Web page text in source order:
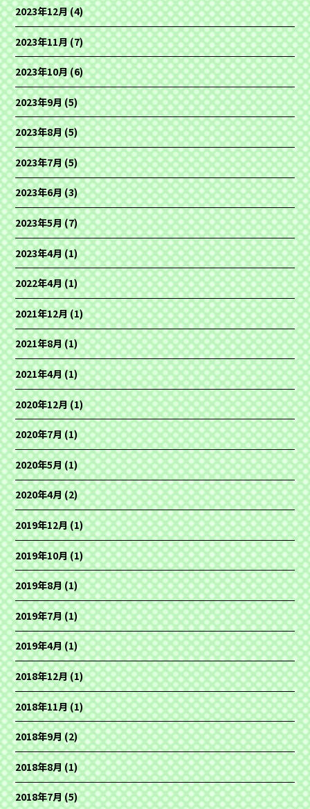
2023年12月(4)
2023年11月(7)
2023年10月(6)
2023年9月(5)
2023年8月(5)
2023年7月(5)
2023年6月(3)
2023年5月(7)
2023年4月(1)
2022年4月(1)
2021年12月(1)
2021年8月(1)
2021年4月(1)
2020年12月(1)
2020年7月(1)
2020年5月(1)
2020年4月(2)
2019年12月(1)
2019年10月(1)
2019年8月(1)
2019年7月(1)
2019年4月(1)
2018年12月(1)
2018年11月(1)
2018年9月(2)
2018年8月(1)
2018年7月(5)